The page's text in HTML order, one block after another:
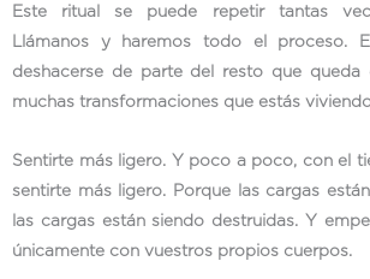
Este ritual se puede repetir tantas
Llámanos y haremos todo el proceso.
deshacerse de parte del resto que
muchas transformaciones que estás
Sentirte más ligero. Y poco a poco, con el
sentirte más ligero. Porque las cargas
las cargas están siendo destruidas. Y
únicamente con vuestros propios cuerpos.